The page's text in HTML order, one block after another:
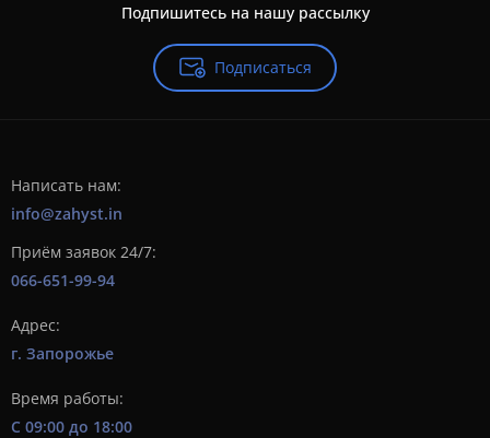
Подпишитесь на нашу рассылку
Подписаться
Написать нам:
info@zahyst.in
Приём заявок 24/7:
066-651-99-94
Адрес:
г. Запорожье
Время работы:
С 09:00 до 18:00